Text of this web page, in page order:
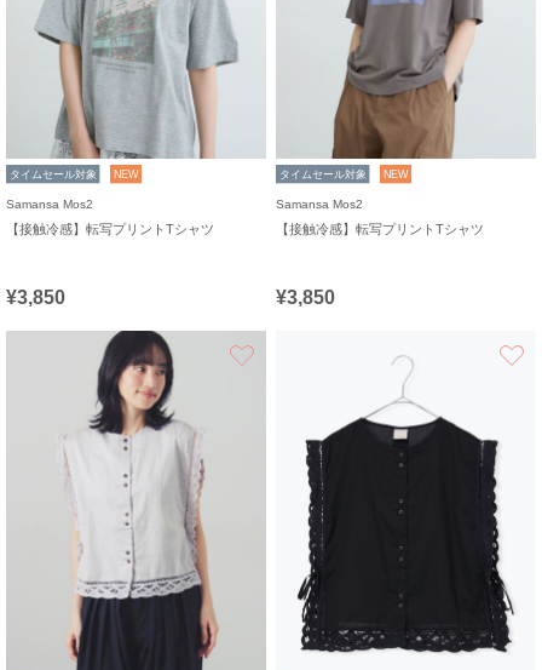
タイムセール対象 NEW
Samansa Mos2
【接触冷感】転写プリントTシャツ
¥3,850
タイムセール対象 NEW
Samansa Mos2
【接触冷感】転写プリントTシャツ
¥3,850